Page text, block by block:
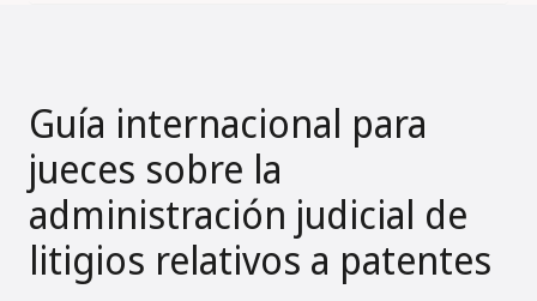
Guía internacional para
jueces sobre la
administración judicial de
litigios relativos a patentes